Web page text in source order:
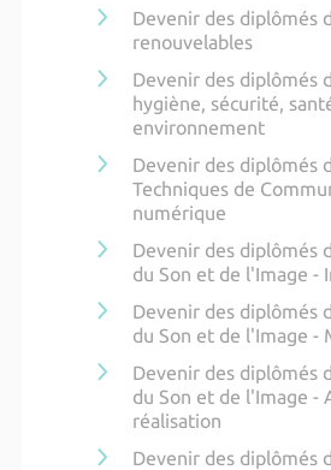
Devenir des diplômés
renouvelables
Devenir des diplômés
hygiène, sécurité,
environnement
Devenir des diplômés
Techniques de
numérique
Devenir des diplômés
du Son et de l'Image -
Devenir des diplômés
du Son et de l'Image -
Devenir des diplômés
du Son et de l'Image -
réalisation
Devenir des diplômés